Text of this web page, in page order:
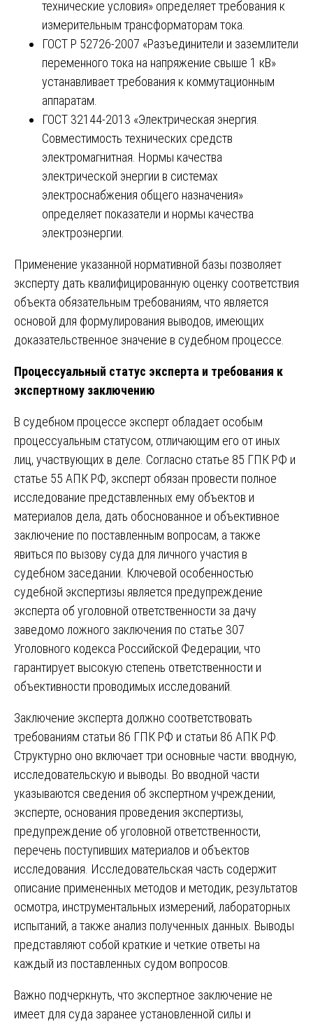
технические условия» определяет требования к
измерительным трансформаторам тока.
ГОСТ Р 52726-2007 «Разъединители и заземлители
переменного тока на напряжение свыше 1 кВ»
устанавливает требования к коммутационным
аппаратам.
ГОСТ 32144-2013 «Электрическая энергия.
Совместимость технических средств
электромагнитная. Нормы качества
электрической энергии в системах
электроснабжения общего назначения»
определяет показатели и нормы качества
электроэнергии.
Применение указанной нормативной базы позволяет
эксперту дать квалифицированную оценку соответствия
объекта обязательным требованиям, что является
основой для формулирования выводов, имеющих
доказательственное значение в судебном процессе.
Процессуальный статус эксперта и требования к
экспертному заключению
В судебном процессе эксперт обладает особым
процессуальным статусом, отличающим его от иных
лиц, участвующих в деле. Согласно статье 85 ГПК РФ и
статье 55 АПК РФ, эксперт обязан провести полное
исследование представленных ему объектов и
материалов дела, дать обоснованное и объективное
заключение по поставленным вопросам, а также
явиться по вызову суда для личного участия в
судебном заседании. Ключевой особенностью
судебной экспертизы является предупреждение
эксперта об уголовной ответственности за дачу
заведомо ложного заключения по статье 307
Уголовного кодекса Российской Федерации, что
гарантирует высокую степень ответственности и
объективности проводимых исследований.
Заключение эксперта должно соответствовать
требованиям статьи 86 ГПК РФ и статьи 86 АПК РФ.
Структурно оно включает три основные части: вводную,
исследовательскую и выводы. Во вводной части
указываются сведения об экспертном учреждении,
эксперте, основания проведения экспертизы,
предупреждение об уголовной ответственности,
перечень поступивших материалов и объектов
исследования. Исследовательская часть содержит
описание примененных методов и методик, результатов
осмотра, инструментальных измерений, лабораторных
испытаний, а также анализ полученных данных. Выводы
представляют собой краткие и четкие ответы на
каждый из поставленных судом вопросов.
Важно подчеркнуть, что экспертное заключение не
имеет для суда заранее установленной силы и